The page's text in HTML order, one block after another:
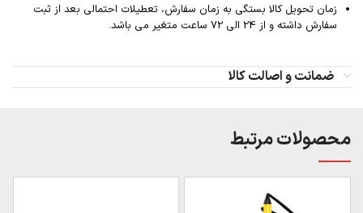
زمان تحویل کالا بستگی به زمان سفارش، تعطیلات احتمالی بعد از ثبت
سفارش داشته و از 24 الی 72 ساعت متغیر می باشد.
ضمانت و اصالت کالا
محصولات مرتبط